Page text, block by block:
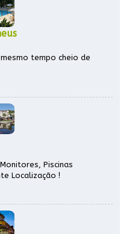
tempo cheio de
Piscinas
Localização !